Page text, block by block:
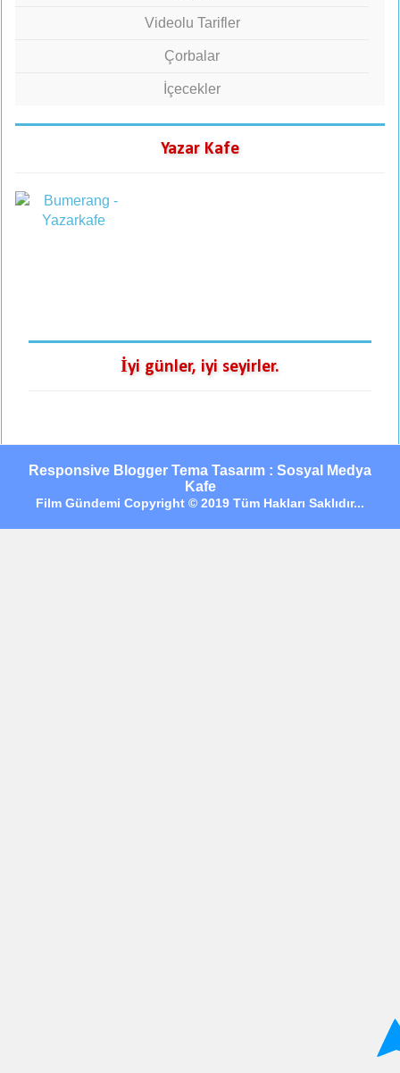
Videolu Tarifler
Çorbalar
İçecekler
Yazar Kafe
İyi günler, iyi seyirler.
Responsive Blogger Tema Tasarım : Sosyal Medya
Kafe
Film Gündemi Copyright © 2019 Tüm Hakları Saklıdır...